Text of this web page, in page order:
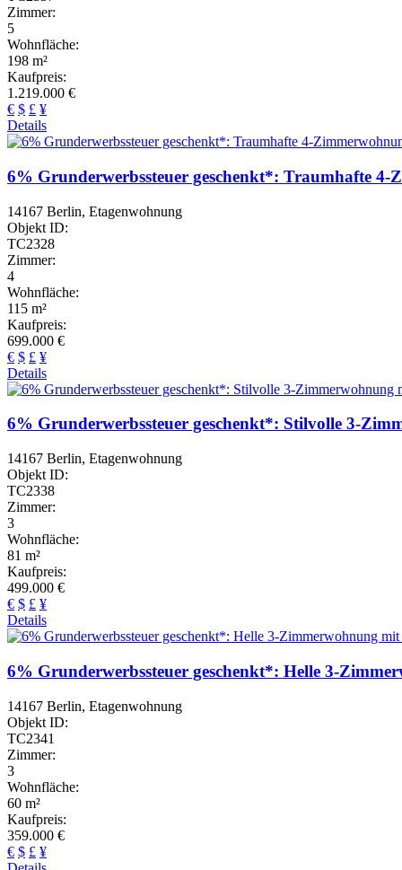
Zimmer:
5
Wohnfläche:
198 m²
Kaufpreis:
1.219.000 €
€ $ £ ¥
Details
6% Grunderwerbssteuer geschenkt*: Traumhafte
14167 Berlin, Etagenwohnung
Objekt ID:
TC2328
Zimmer:
4
Wohnfläche:
115 m²
Kaufpreis:
699.000 €
€ $ £ ¥
Details
6% Grunderwerbssteuer geschenkt*: Stilvolle 3-
14167 Berlin, Etagenwohnung
Objekt ID:
TC2338
Zimmer:
3
Wohnfläche:
81 m²
Kaufpreis:
499.000 €
€ $ £ ¥
Details
6% Grunderwerbssteuer geschenkt*: Helle 3-
14167 Berlin, Etagenwohnung
Objekt ID:
TC2341
Zimmer:
3
Wohnfläche:
60 m²
Kaufpreis:
359.000 €
€ $ £ ¥